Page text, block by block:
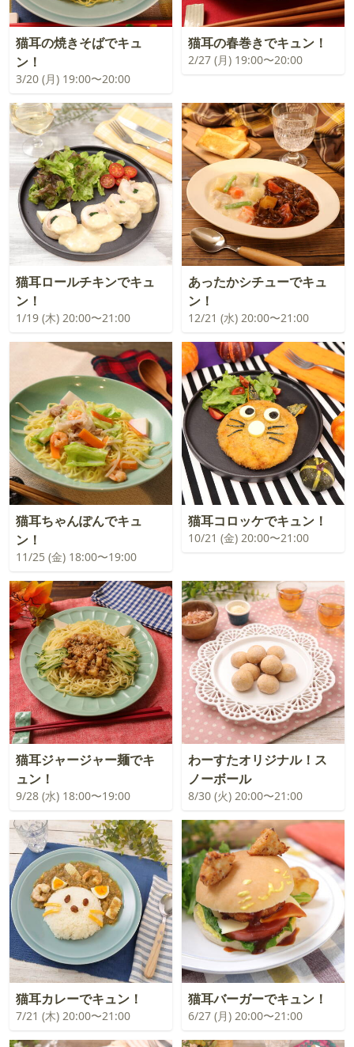
猫耳の焼きそばでキュ
ン！
3/20 (月) 19:00〜20:00
猫耳の春巻きでキュン！
2/27 (月) 19:00〜20:00
猫耳ロールチキンでキュ
ン！
1/19 (木) 20:00〜21:00
あったかシチューでキュ
ン！
12/21 (水) 20:00〜21:00
猫耳ちゃんぽんでキュ
ン！
11/25 (金) 18:00〜19:00
猫耳コロッケでキュン！
10/21 (金) 20:00〜21:00
猫耳ジャージャー麺でキ
ュン！
9/28 (水) 18:00〜19:00
わーすたオリジナル！ス
ノーボール
8/30 (火) 20:00〜21:00
猫耳カレーでキュン！
7/21 (木) 20:00〜21:00
猫耳バーガーでキュン！
6/27 (月) 20:00〜21:00